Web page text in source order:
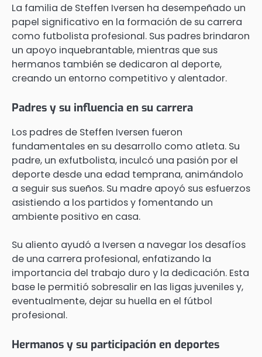
La familia de Steffen Iversen ha desempeñado un
papel significativo en la formación de su carrera
como futbolista profesional. Sus padres brindaron
un apoyo inquebrantable, mientras que sus
hermanos también se dedicaron al deporte,
creando un entorno competitivo y alentador.
Padres y su influencia en su carrera
Los padres de Steffen Iversen fueron
fundamentales en su desarrollo como atleta. Su
padre, un exfutbolista, inculcó una pasión por el
deporte desde una edad temprana, animándolo
a seguir sus sueños. Su madre apoyó sus esfuerzos
asistiendo a los partidos y fomentando un
ambiente positivo en casa.
Su aliento ayudó a Iversen a navegar los desafíos
de una carrera profesional, enfatizando la
importancia del trabajo duro y la dedicación. Esta
base le permitió sobresalir en las ligas juveniles y,
eventualmente, dejar su huella en el fútbol
profesional.
Hermanos y su participación en deportes